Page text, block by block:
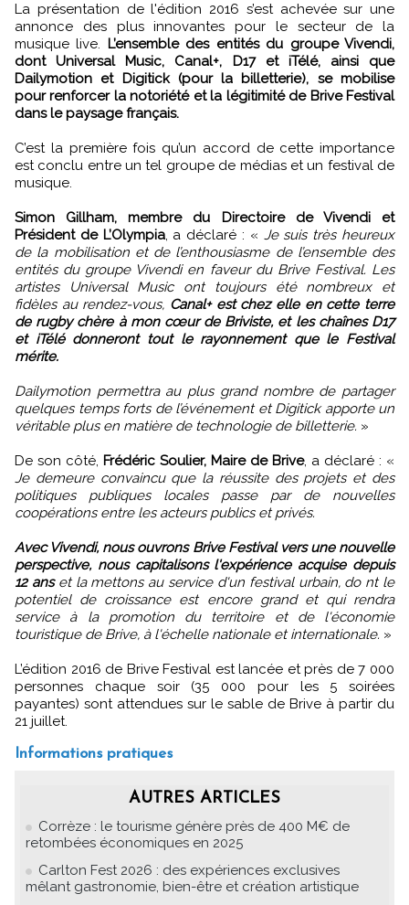
La présentation de l'édition 2016 s’est achevée sur une
annonce des plus innovantes pour le secteur de la
musique live. L’ensemble des entités du groupe Vivendi,
dont Universal Music, Canal+, D17 et iTélé, ainsi que
Dailymotion et Digitick (pour la billetterie), se mobilise
pour renforcer la notoriété et la légitimité de Brive Festival
dans le paysage français.
C’est la première fois qu’un accord de cette importance
est conclu entre un tel groupe de médias et un festival de
musique.
Simon Gillham, membre du Directoire de Vivendi et
Président de L’Olympia, a déclaré : « Je suis très heureux
de la mobilisation et de l’enthousiasme de l’ensemble des
entités du groupe Vivendi en faveur du Brive Festival. Les
artistes Universal Music ont toujours été nombreux et
fidèles au rendez-vous, Canal+ est chez elle en cette terre
de rugby chère à mon cœur de Briviste, et les chaînes D17
et iTélé donneront tout le rayonnement que le Festival
mérite.
Dailymotion permettra au plus grand nombre de partager
quelques temps forts de l’événement et Digitick apporte un
véritable plus en matière de technologie de billetterie. »
De son côté, Frédéric Soulier, Maire de Brive, a déclaré : «
Je demeure convaincu que la réussite des projets et des
politiques publiques locales passe par de nouvelles
coopérations entre les acteurs publics et privés.
Avec Vivendi, nous ouvrons Brive Festival vers une nouvelle
perspective, nous capitalisons l'expérience acquise depuis
12 anset la mettons au service d'un festival urbain, do nt le
potentiel de croissance est encore grand et qui rendra
service à la promotion du territoire et de l'économie
touristique de Brive, à l'échelle nationale et internationale. »
L’édition 2016 de Brive Festival est lancée et près de 7 000
personnes chaque soir (35 000 pour les 5 soirées
payantes) sont attendues sur le sable de Brive à partir du
21 juillet.
Informations pratiques
AUTRES ARTICLES
Corrèze : le tourisme génère près de 400 M€ de
retombées économiques en 2025
Carlton Fest 2026 : des expériences exclusives
mêlant gastronomie, bien-être et création artistique